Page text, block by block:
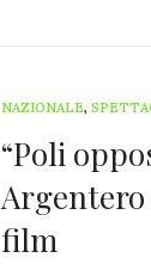
NAZIONALE,
“Poli
Argentero
film